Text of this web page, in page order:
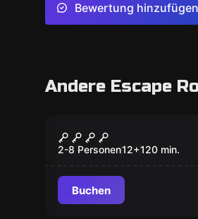
Bewertung hinzufügen
Andere Escape
Der Zahn des
2-8 Personen12+120 min.
Buchen